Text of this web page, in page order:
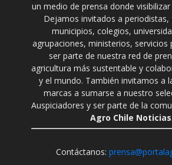
un medio de prensa donde
Dejamos invitados a periodistas,
municipios, colegios,
agrupaciones, ministerios, servicios
ser parte de nuestra red de
agricultura más sustentable y
y el mundo. También invitamos a
marcas a sumarse a nuestro
Auspiciadores y ser parte de la
Agro Chile Noticias
Contáctanos: